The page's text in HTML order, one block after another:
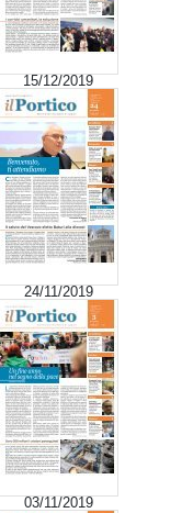
15/12/2019
24/11/2019
03/11/2019